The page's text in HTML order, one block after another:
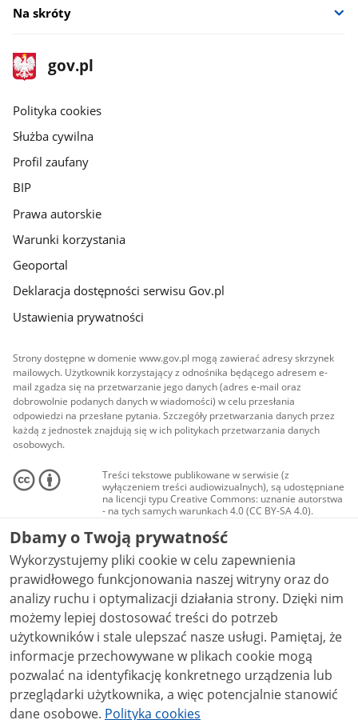
Na skróty
stopka
gov.pl
Strona
gov.pl
gov.pl
Polityka cookies
Służba cywilna
Profil zaufany
BIP
Prawa autorskie
Warunki korzystania
Geoportal
Deklaracja dostępności serwisu Gov.pl
Ustawienia prywatności
Strony dostępne w domenie www.gov.pl mogą zawierać adresy skrzynek
mailowych. Użytkownik korzystający z odnośnika będącego adresem e-
mail zgadza się na przetwarzanie jego danych (adres e-mail oraz
dobrowolnie podanych danych w wiadomości) w celu przesłania
odpowiedzi na przesłane pytania. Szczegóły przetwarzania danych przez
każdą z jednostek znajdują się w ich politykach przetwarzania danych
osobowych.
Treści tekstowe publikowane w serwisie (z
wyłączeniem treści audiowizualnych), są udostępniane
na licencji typu Creative Commons: uznanie autorstwa
- na tych samych warunkach 4.0 (CC BY-SA 4.0).
Materiały audiowizualne, w tym zdjęcia, materiały
audio i wideo, są udostępniane na licencji typu
Creative Commons: uznanie autorstwa użycie
niekomercyjne - bez utworów zależnych 4.0 (CC BY-
NC-ND 4.0), o ile nie jest to stwierdzone inaczej.
Dbamy o Twoją prywatność
Wykorzystujemy pliki cookie w celu zapewnienia
prawidłowego funkcjonowania naszej witryny oraz do
analizy ruchu i optymalizacji działania strony. Dzięki nim
możemy lepiej dostosować treści do potrzeb
użytkowników i stale ulepszać nasze usługi. Pamiętaj, że
informacje przechowywane w plikach cookie mogą
pozwalać na identyfikację konkretnego urządzenia lub
przeglądarki użytkownika, a więc potencjalnie stanowić
dane osobowe. Polityka cookies